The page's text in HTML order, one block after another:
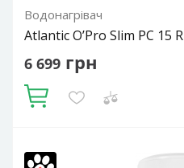
Водонагрівач
Atlantic O’Pro Slim PC 15 R
6 699 грн
Купити
Мокрий